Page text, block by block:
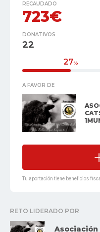
RECAUDADO
723€
DONATIVOS
22
27%
A FAVOR DE
Tu aportación tiene beneficios
RETO LIDERADO POR